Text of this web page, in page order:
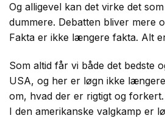
Og alligevel kan det virke det
dummere. Debatten bliver mere
Fakta er ikke længere fakta. Alt
Som altid får vi både det bedste
USA, og her er løgn ikke
om, hvad der er rigtigt og forkert.
I den amerikanske valgkamp er